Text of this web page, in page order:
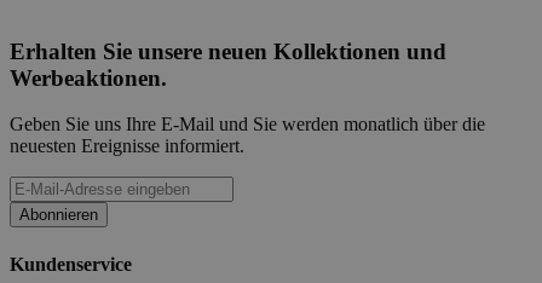
Erhalten Sie unsere neuen Kollektionen und
Werbeaktionen.
Geben Sie uns Ihre E-Mail und Sie werden monatlich über die
neuesten Ereignisse informiert.
Abonnieren
Kundenservice